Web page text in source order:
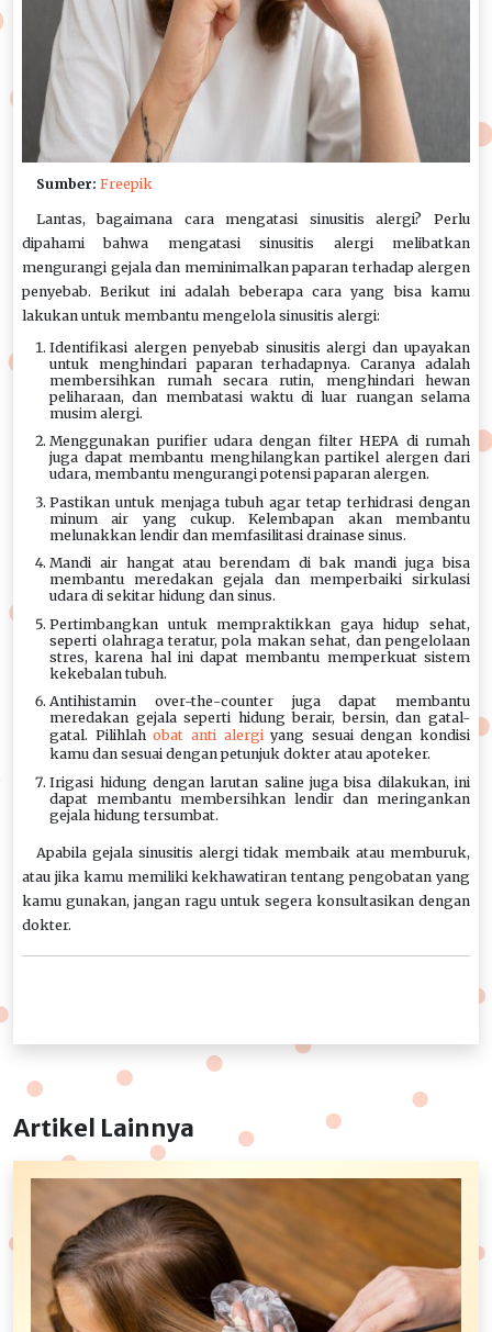
Sumber: Freepik
Lantas, bagaimana cara mengatasi sinusitis alergi? Perlu
dipahami bahwa mengatasi sinusitis alergi melibatkan
mengurangi gejala dan meminimalkan paparan terhadap alergen
penyebab. Berikut ini adalah beberapa cara yang bisa kamu
lakukan untuk membantu mengelola sinusitis alergi:
Identifikasi alergen penyebab sinusitis alergi dan upayakan
untuk menghindari paparan terhadapnya. Caranya adalah
membersihkan rumah secara rutin, menghindari hewan
peliharaan, dan membatasi waktu di luar ruangan selama
musim alergi.
Menggunakan purifier udara dengan filter HEPA di rumah
juga dapat membantu menghilangkan partikel alergen dari
udara, membantu mengurangi potensi paparan alergen.
Pastikan untuk menjaga tubuh agar tetap terhidrasi dengan
minum air yang cukup. Kelembapan akan membantu
melunakkan lendir dan memfasilitasi drainase sinus.
Mandi air hangat atau berendam di bak mandi juga bisa
membantu meredakan gejala dan memperbaiki sirkulasi
udara di sekitar hidung dan sinus.
Pertimbangkan untuk mempraktikkan gaya hidup sehat,
seperti olahraga teratur, pola makan sehat, dan pengelolaan
stres, karena hal ini dapat membantu memperkuat sistem
kekebalan tubuh.
Antihistamin over-the-counter juga dapat membantu
meredakan gejala seperti hidung berair, bersin, dan gatal-
gatal. Pilihlahobat anti alergiyang sesuai dengan kondisi
kamu dan sesuai dengan petunjuk dokter atau apoteker.
Irigasi hidung dengan larutan saline juga bisa dilakukan, ini
dapat membantu membersihkan lendir dan meringankan
gejala hidung tersumbat.
Apabila gejala sinusitis alergi tidak membaik atau memburuk,
atau jika kamu memiliki kekhawatiran tentang pengobatan yang
kamu gunakan, jangan ragu untuk segera konsultasikan dengan
dokter.
Artikel Lainnya